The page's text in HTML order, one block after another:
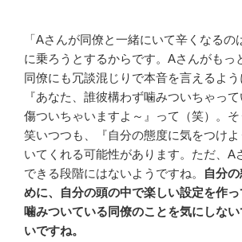
「Aさんが同僚と一緒にいて辛くなるの
に乗ろうとするからです。Aさんがもっ
同僚にも冗談混じりで本音を言えるよう
『あなた、誰彼構わず噛みついちゃって
傷ついちゃいますよ～』って（笑）。
笑いつつも、『自分の態度に気をつけ
いてくれる可能性があります。ただ、A
できる段階にはないようですね。
自分
めに、自分の頭の中で楽しい設定を作
噛みついている同僚のことを気にしな
いですね。